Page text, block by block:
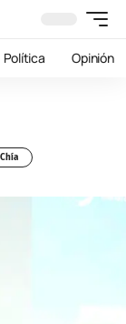
Política Opinión
Chía